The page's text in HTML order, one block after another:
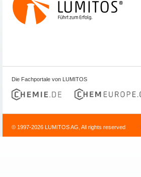
Die Fachportale von LUMITOS
© 1997-2026 LUMITOS AG, All rights reserved